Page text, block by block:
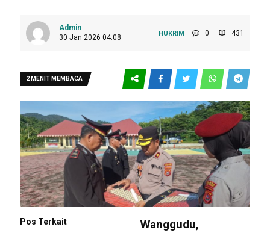
Admin
30 Jan 2026 04:08
HUKRIM 0 431
2 MENIT MEMBACA
​Wanggudu,
Pos Terkait